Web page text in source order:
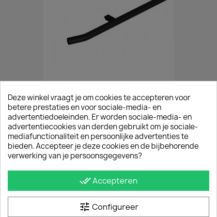
ZWARTE Sidebars Renault Trafic 2014+
€ 605,00incl. btw
vanaf€ 500,00excl. btw
Deze winkel vraagt je om cookies te accepteren voor
betere prestaties en voor sociale-media- en
advertentiedoeleinden. Er worden sociale-media- en
advertentiecookies van derden gebruikt om je sociale-
mediafunctionaliteit en persoonlijke advertenties te
bieden. Accepteer je deze cookies en de bijbehorende
verwerking van je persoonsgegevens?
done_allAccepteren
tune Configureer